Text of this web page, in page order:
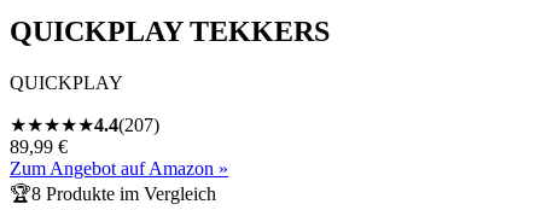
QUICKPLAY TEKKERS
QUICKPLAY
★★★★★4.4(207)
89,99 €
Zum Angebot auf Amazon »
🏆8 Produkte im Vergleich